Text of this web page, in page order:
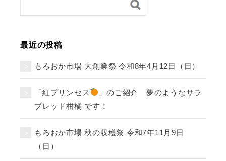
最近の投稿
もろおか市場 大創業祭 令和8年4月12日（日）
「紅プリンセス
」のご紹介 夢のようなサラ
ブレッド柑橘 です！
もろおか市場 秋の収穫祭 令和7年11月9日
（日）